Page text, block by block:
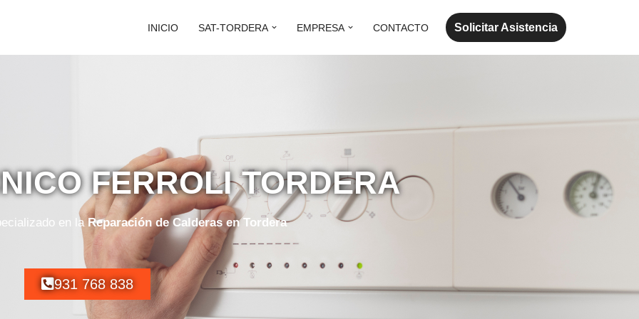
INICIO SAT-TORDERA EMPRESA CONTACTO Solicitar Asistencia
FERROLI TORDERA
en la Reparación de Calderas en Tordera
931 768 838